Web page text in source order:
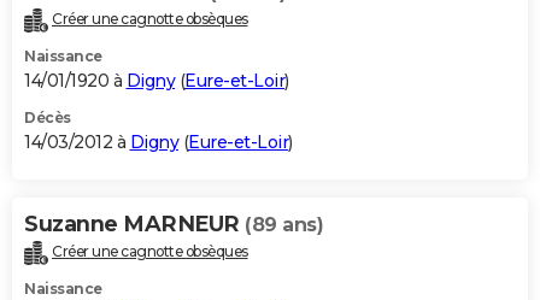
Créer une cagnotte obsèques
Naissance
14/01/1920 à Digny(Eure-et-Loir)
Décès
14/03/2012 à Digny(Eure-et-Loir)
Suzanne MARNEUR (89 ans)
Créer une cagnotte obsèques
Naissance